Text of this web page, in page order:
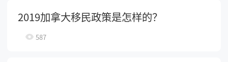
2019加拿大移民政策是怎样的？
587